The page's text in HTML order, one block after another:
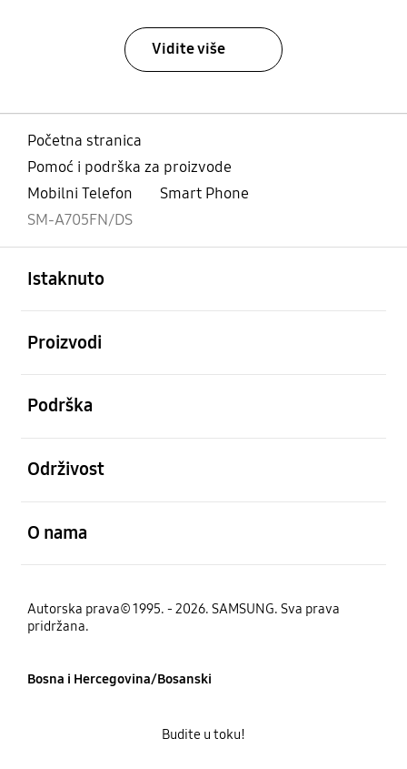
Vidite više
Početna stranica
Pomoć i podrška za proizvode
Mobilni Telefon
Smart Phone
SM-A705FN/DS
Istaknuto
Proizvodi
Podrška
Održivost
O nama
Autorska prava© 1995. - 2026. SAMSUNG. Sva prava
pridržana.
Bosna i Hercegovina/Bosanski
Budite u toku!